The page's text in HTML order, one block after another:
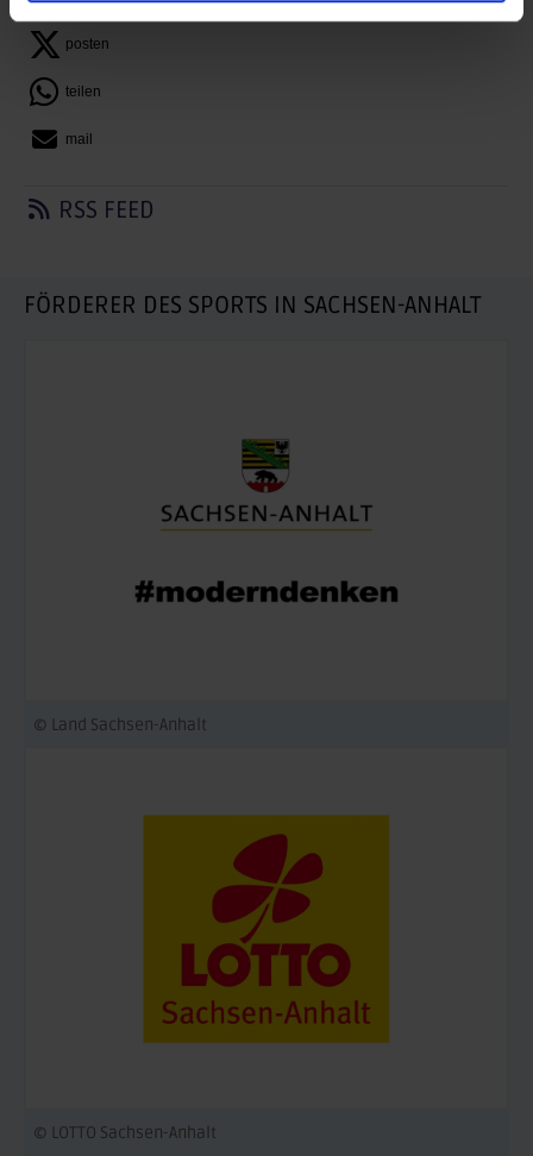
posten
teilen
mail
RSS FEED
FÖRDERER DES SPORTS IN SACHSEN-ANHALT
© Land Sachsen-Anhalt
© LOTTO Sachsen-Anhalt